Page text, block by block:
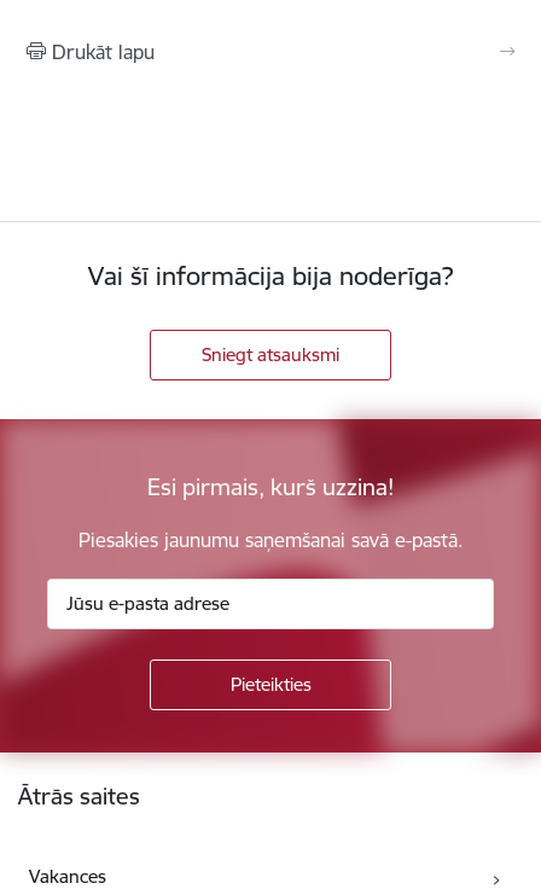
Drukāt lapu
Vai šī informācija bija noderīga?
Sniegt atsauksmi
Esi pirmais, kurš uzzina!
Piesakies jaunumu saņemšanai savā e-pastā.
Kājene
Ātrās saites
Vakances